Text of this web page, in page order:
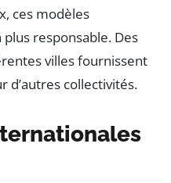
ces modèles
responsable. Des
villes fournissent
d’autres collectivités.